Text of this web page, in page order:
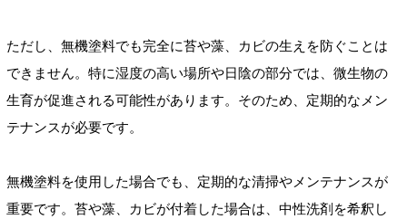
ただし、無機塗料でも完全に苔や藻、カビの生えを防ぐことは
できません。特に湿度の高い場所や日陰の部分では、微生物の
生育が促進される可能性があります。そのため、定期的なメン
テナンスが必要です。
無機塗料を使用した場合でも、定期的な清掃やメンテナンスが
重要です。苔や藻、カビが付着した場合は、中性洗剤を希釈し